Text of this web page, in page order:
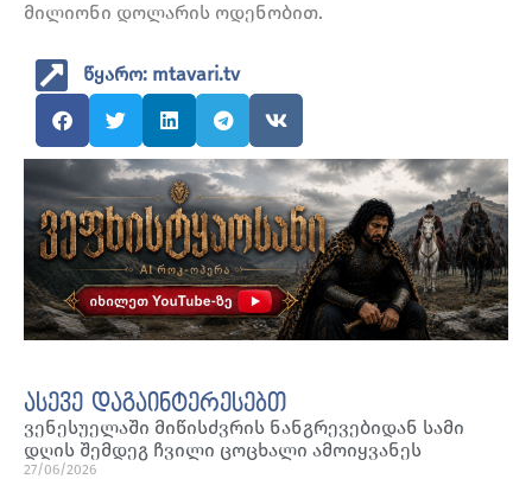
მილიონი დოლარის ოდენობით.
წყარო: mtavari.tv
ასევე დაგაინტერესებთ
ვენესუელაში მიწისძვრის ნანგრევებიდან სამი
დღის შემდეგ ჩვილი ცოცხალი ამოიყვანეს
27/06/2026